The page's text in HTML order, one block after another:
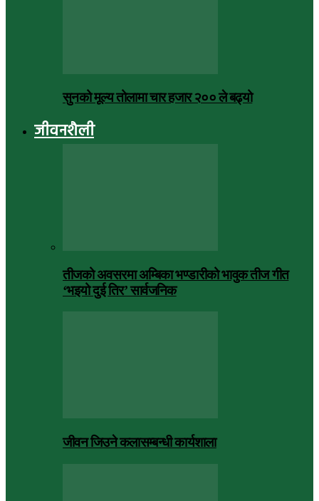
सुनको मूल्य तोलामा चार हजार २०० ले बढ्यो
जीवनशैली
तीजको अवसरमा अम्बिका भण्डारीको भावुक तीज गीत
‘भइयो दुई तिर’ सार्वजनिक
जीवन जिउने कलासम्बन्धी कार्यशाला